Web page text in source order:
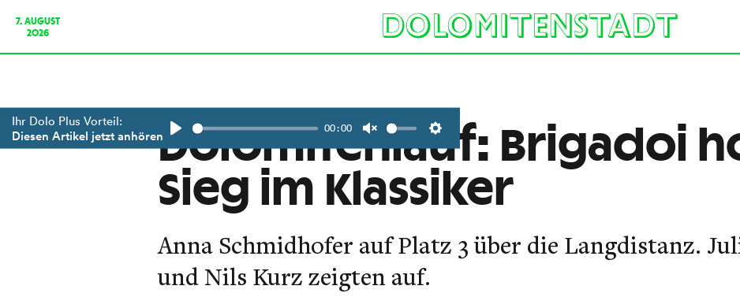
7. AUGUST
2026
Ihr Dolo Plus Vorteil:
Diesen Artikel jetzt anhören
Play
00:00
Unmute Settings
Dolomitenlauf: Brigadoi
Sieg im Klassiker
Anna Schmidhofer auf Platz 3 über die Langdistanz.
und Nils Kurz zeigten auf.